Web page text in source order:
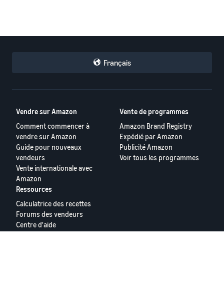
Français
Vendre sur Amazon
Comment commencer à
vendre sur Amazon
Guide pour nouveaux
vendeurs
Vente internationale avec
Amazon
Vente de programmes
Amazon Brand Registry
Expédié par Amazon
Publicité Amazon
Voir tous les programmes
Ressources
Calculatrice des recettes
Forums des vendeurs
Centre d'aide